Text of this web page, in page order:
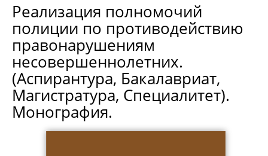
Реализация полномочий
полиции по противодействию
правонарушениям
несовершеннолетних.
(Аспирантура, Бакалавриат,
Магистратура, Специалитет).
Монография.